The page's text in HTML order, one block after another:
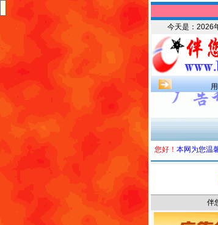
今天是： 2026
您好！ 本网为您温
伴